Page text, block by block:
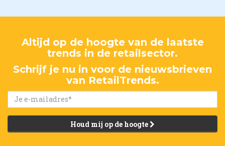
Altijd op de hoogte van de laatste
trends in de retailsector.
Schrijf je nu in voor de nieuwsbrieven
van RetailTrends.
Houd mij op de hoogte